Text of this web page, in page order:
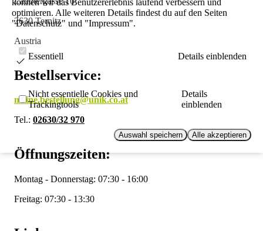
können wir das Benutzererlebnis laufend verbessern und
optimieren. Alle weiteren Details findest du auf den Seiten
"Datenschutz" und "Impressum".
Essentiell Details einblenden
Nicht essentielle Cookies und
Trackingtools
Details
einblenden
Auswahl speichern Alle akzeptieren
2630 Ternitz
Austria
Bestellservice:
meine.bestellung@unik.co.at
Tel.: 02630/32 970
Öffnungszeiten:
Montag - Donnerstag: 07:30 - 16:00
Freitag: 07:30 - 13:30